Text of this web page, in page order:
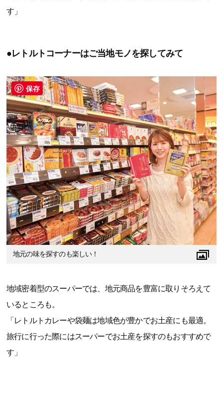
す」
●レトルトコーナーはご当地モノを探してみて
地元の味を探すのも楽しい！
地域密着型のスーパーでは、地元商品を豊富に取りそろえて
いるところも。
「レトルトカレーや袋麺は地域色が豊かでお土産にも最適。
旅行に行った際にはスーパーでお土産を探すのもおすすめで
す」
保存